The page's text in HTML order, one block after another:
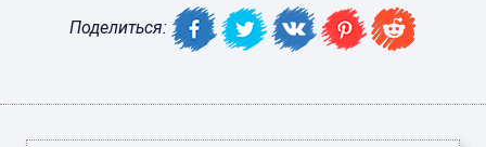
Поделиться: